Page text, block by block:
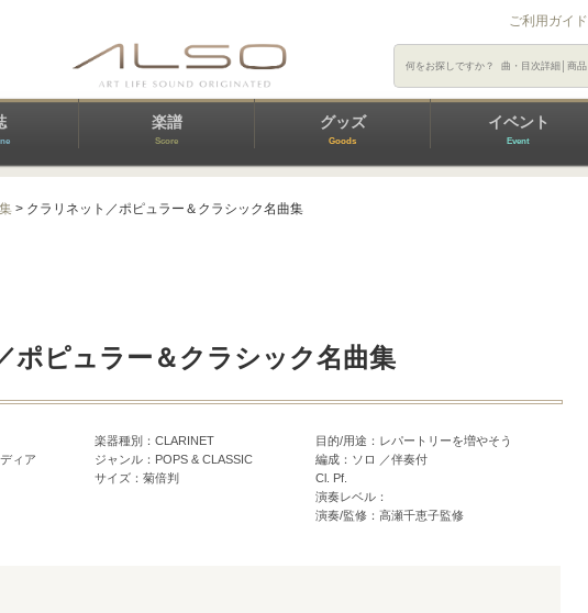
ご利用ガイド
楽譜
Score
グッズ
Goods
イベント
Event
> クラリネット／ポピュラー＆クラシック名曲集
ポピュラー＆クラシック名曲集
ィア
楽器種別：CLARINET
ジャンル：POPS & CLASSIC
サイズ：菊倍判
目的/用途：レパートリーを増やそう
編成：ソロ ／伴奏付
Cl. Pf.
演奏レベル：
演奏/監修：高瀬千恵子監修